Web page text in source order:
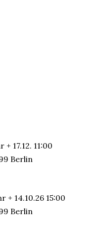
+ 17.12. 11:00
Berlin
+ 14.10.26 15:00
Berlin